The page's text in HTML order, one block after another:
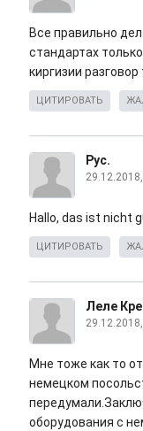
Все правильно
стандартах
киргизии
ЦИТИРОВАТЬ
Рус.
Hallo, das ist nicht
ЦИТИРОВАТЬ
Леле
Мне тоже как то
немецком
оборудования с